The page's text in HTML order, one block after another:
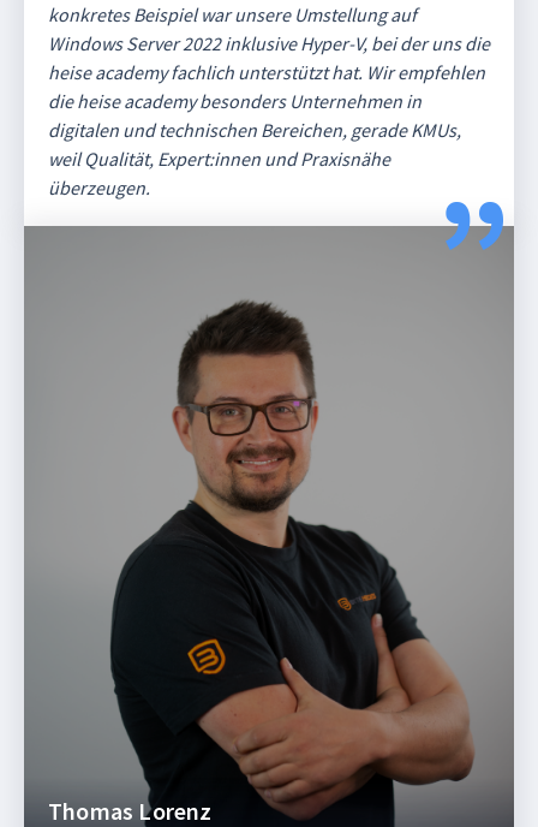
konkretes Beispiel war unsere Umstellung auf
Windows Server 2022 inklusive Hyper-V, bei der uns die
heise academy fachlich unterstützt hat. Wir empfehlen
die heise academy besonders Unternehmen in
digitalen und technischen Bereichen, gerade KMUs,
weil Qualität, Expert:innen und Praxisnähe
überzeugen.
Thomas Lorenz